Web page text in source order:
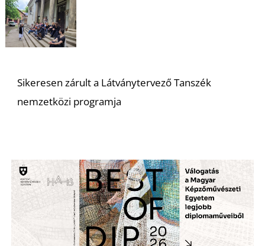
Sikeresen zárult a Látványtervező Tanszék
nemzetközi programja